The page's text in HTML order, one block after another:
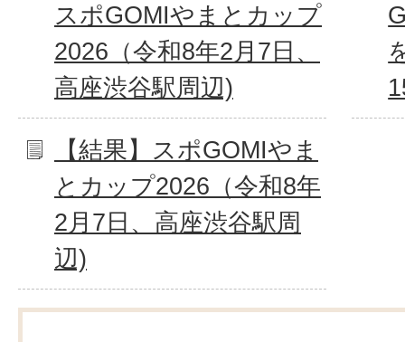
スポGOMIやまとカップ
2026（令和8年2月7日、
高座渋谷駅周辺)
【結果】スポGOMIやま
とカップ2026（令和8年
2月7日、高座渋谷駅周
辺)